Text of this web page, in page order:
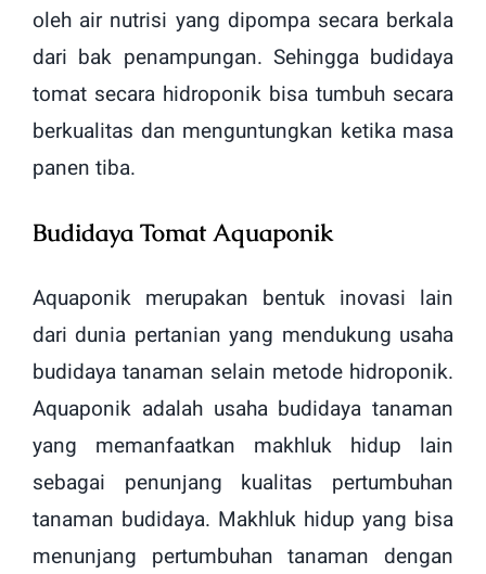
oleh air nutrisi yang dipompa secara berkala
dari bak penampungan. Sehingga budidaya
tomat secara hidroponik bisa tumbuh secara
berkualitas dan menguntungkan ketika masa
panen tiba.
Budidaya Tomat Aquaponik
Aquaponik merupakan bentuk inovasi lain
dari dunia pertanian yang mendukung usaha
budidaya tanaman selain metode hidroponik.
Aquaponik adalah usaha budidaya tanaman
yang memanfaatkan makhluk hidup lain
sebagai penunjang kualitas pertumbuhan
tanaman budidaya. Makhluk hidup yang bisa
menunjang pertumbuhan tanaman dengan